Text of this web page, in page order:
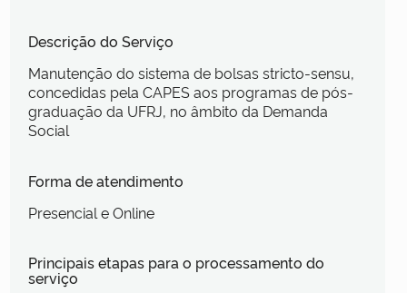
Descrição do Serviço
Manutenção do sistema de bolsas stricto-sensu,
concedidas pela CAPES aos programas de pós-
graduação da UFRJ, no âmbito da Demanda
Social
Forma de atendimento
Presencial e Online
Principais etapas para o processamento do
serviço